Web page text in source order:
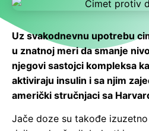
Uz svakodnevnu upotrebu
u znatnoj meri da smanje
njegovi sastojci kompleksa
aktiviraju insulin i sa njim
američki stručnjaci sa
Jače doze su takođe